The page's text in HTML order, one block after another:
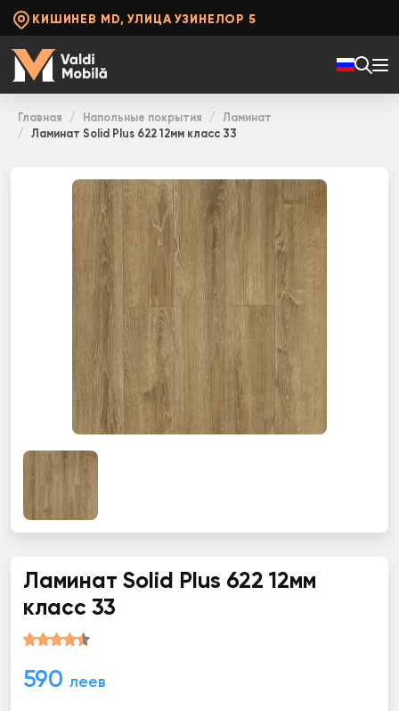
КИШИНЕВ MD, УЛИЦА УЗИНЕЛОР 5
Главная Напольные покрытия
Ламинат
Ламинат Solid Plus 622 12мм класс 33
Ламинат Solid Plus 622 12мм
класс 33
590 леев